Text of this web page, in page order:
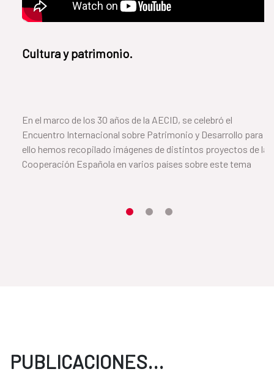
Cultura y patrimonio.
En el marco de los 30 años de la AECID, se celebró el
Encuentro Internacional sobre Patrimonio y Desarrollo para
ello hemos recopilado imágenes de distintos proyectos de la
Cooperación Española en varios países sobre este tema
Item 1Item2Item3
PUBLICACIONES...